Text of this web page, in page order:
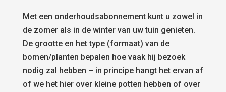
Met een onderhoudsabonnement kunt u zowel in
de zomer als in de winter van uw tuin genieten.
De grootte en het type (formaat) van de
bomen/planten bepalen hoe vaak hij bezoek
nodig zal hebben – in principe hangt het ervan af
of we het hier over kleine potten hebben of over